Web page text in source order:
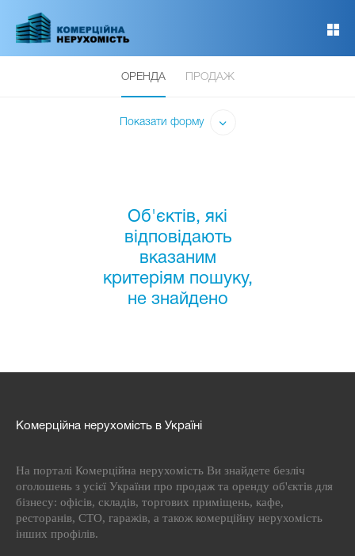
основного
ОРЕНДА ПРОДАЖ
Показати форму
Об'єктів, які
відповідають
вказаним
критеріям пошуку,
не знайдено
Комерційна нерухомість в Україні
На порталі Комерційна нерухомість Ви знайдете безліч
оголошень з усієї України про продаж та оренду об'єктів для
бізнесу: офісів, складів, торгових приміщень, кафе,
ресторанів, СТО, гаражів, а також комерційну нерухомість
інших профілів.